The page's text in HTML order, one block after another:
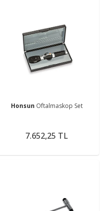
Honsun Oftalmaskop Set
7.652,25 TL